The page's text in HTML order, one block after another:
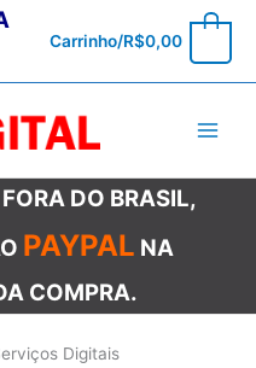
Carrinho/R$0,00
DO BRASIL,
PAYPAL NA
COMPRA.
Digitais